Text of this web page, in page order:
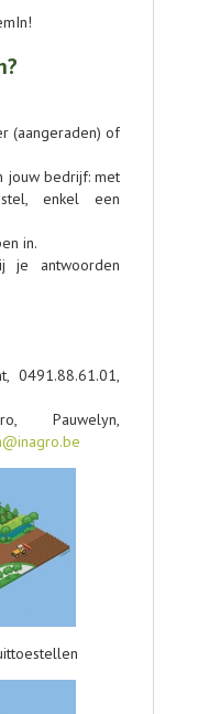
(aangeraden) of
jouw bedrijf: met
enkel een
in.
antwoorden
0491.88.61.01,
Pauwelyn,